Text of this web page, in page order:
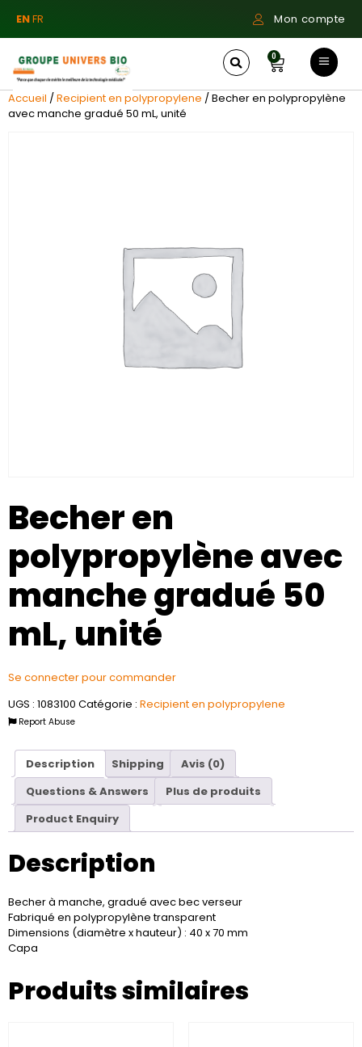
ENFR Mon compte
0
Accueil /Recipient en polypropylene / Becher en polypropylène
avec manche gradué 50 mL, unité
Becher en
polypropylène avec
manche gradué 50
mL, unité
Se connecter pour commander
UGS : 1083100 Catégorie : Recipient en polypropylene
Report Abuse
Description Shipping
Avis (0)
Questions & Answers
Plus de produits
Product Enquiry
Description
Becher à manche, gradué avec bec verseur
Fabriqué en polypropylène transparent
Dimensions (diamètre x hauteur) : 40 x 70 mm
Capa
Produits similaires